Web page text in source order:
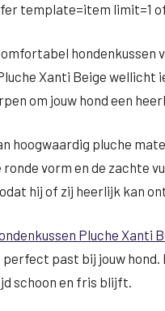
template=item limit=1
hondenkussen
Xanti Beige wellicht
om jouw hond een
hoogwaardig pluche
vorm en de zachte
hij of zij heerlijk kan
Pluche Xanti
past bij jouw
schoon en fris blijft.